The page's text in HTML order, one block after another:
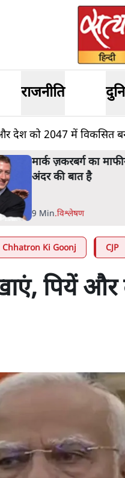
राजनीति
देश को 2047 में विकसित
महुआ मोइत्रा से SC ने
क्यों डरती हैं? स्वतंत्रता
4 Min.देश
Chhatron Ki Goonj CJP
पियें